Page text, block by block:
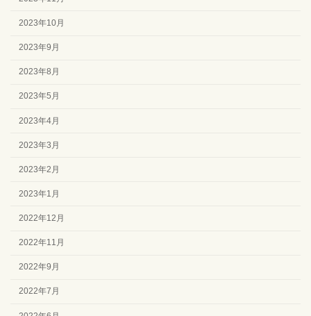
2023年10月
2023年9月
2023年8月
2023年5月
2023年4月
2023年3月
2023年2月
2023年1月
2022年12月
2022年11月
2022年9月
2022年7月